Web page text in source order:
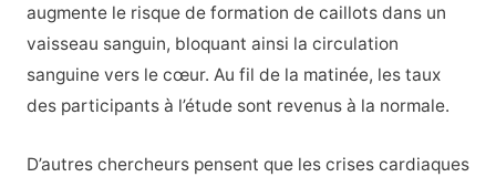
augmente le risque de formation de caillots dans un
vaisseau sanguin, bloquant ainsi la circulation
sanguine vers le cœur. Au fil de la matinée, les taux
des participants à l’étude sont revenus à la normale.
D’autres chercheurs pensent que les crises cardiaques